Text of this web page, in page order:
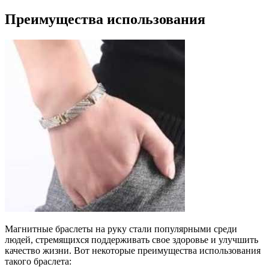
Преимущества использования
Магнитные браслеты на руку стали популярными среди
людей, стремящихся поддерживать свое здоровье и улучшить
качество жизни. Вот некоторые преимущества использования
такого браслета: